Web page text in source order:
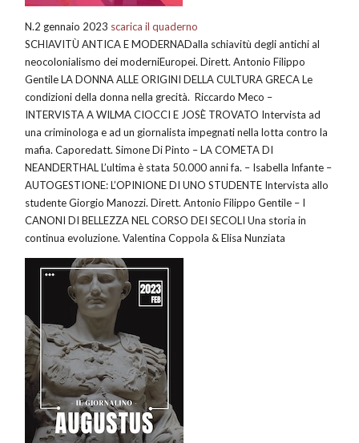
N.2 gennaio 2023 scarica il quaderno
SCHIAVITÙ ANTICA E MODERNADalla schiavitù degli antichi al
neocolonialismo dei moderniEuropei. Dirett. Antonio Filippo
Gentile LA DONNA ALLE ORIGINI DELLA CULTURA GRECA Le
condizioni della donna nella grecità. Riccardo Meco –
INTERVISTA A WILMA CIOCCI E JOSÈ TROVATO Intervista ad
una criminologa e ad un giornalista impegnati nella lotta contro la
mafia. Caporedatt. Simone Di Pinto – LA COMETA DI
NEANDERTHAL L’ultima è stata 50.000 anni fa. – Isabella Infante –
AUTOGESTIONE: L’OPINIONE DI UNO STUDENTE Intervista allo
studente Giorgio Manozzi. Dirett. Antonio Filippo Gentile – I
CANONI DI BELLEZZA NEL CORSO DEI SECOLI Una storia in
continua evoluzione. Valentina Coppola & Elisa Nunziata